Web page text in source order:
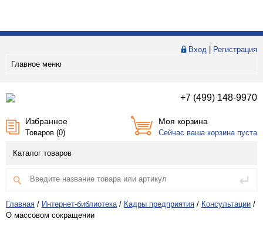
Вход
Регистрация
Главное меню
+7 (499) 148-9970
Избранное
Товаров (0)
Моя корзина
Сейчас ваша корзина пуста
Каталог товаров
Главная / Интернет-библиотека / Кадры предприятия / Консультации /
О массовом сокращении